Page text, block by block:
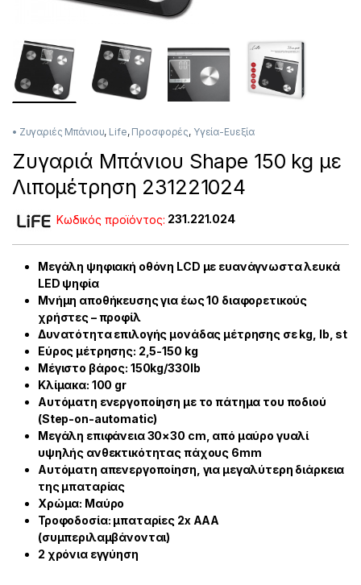
• Ζυγαριές Μπάνιου, Life, Προσφορές, Υγεία-Ευεξία
Ζυγαριά Μπάνιου Shape 150 kg με
Λιπομέτρηση 231221024
Κωδικός προϊόντος: 231.221.024
Μεγάλη ψηφιακή οθόνη LCD με ευανάγνωστα λευκά
LED ψηφία
Μνήμη αποθήκευσης για έως 10 διαφορετικούς
χρήστες – προφίλ
Δυνατότητα επιλογής μονάδας μέτρησης σε kg, lb, st
Εύρος μέτρησης: 2,5-150 kg
Μέγιστο βάρος: 150kg/330lb
Κλίμακα: 100 gr
Αυτόματη ενεργοποίηση με το πάτημα του ποδιού
(Step-on-automatic)
Μεγάλη επιφάνεια 30×30 cm, από μαύρο γυαλί
υψηλής ανθεκτικότητας πάχους 6mm
Αυτόματη απενεργοποίηση, για μεγαλύτερη διάρκεια
της μπαταρίας
Χρώμα: Μαύρο
Τροφοδοσία: μπαταρίες 2x AAA
(συμπεριλαμβάνονται)
2 χρόνια εγγύηση